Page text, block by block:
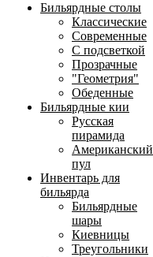
Бильярдные столы
Классические
Современные
С подсветкой
Прозрачные
"Геометрия"
Обеденные
Бильярдные кии
Русская
пирамида
Американский
пул
Инвентарь для
бильярда
Бильярдные
шары
Киевницы
Треугольники